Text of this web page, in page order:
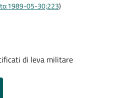
05-30;223)
di leva militare